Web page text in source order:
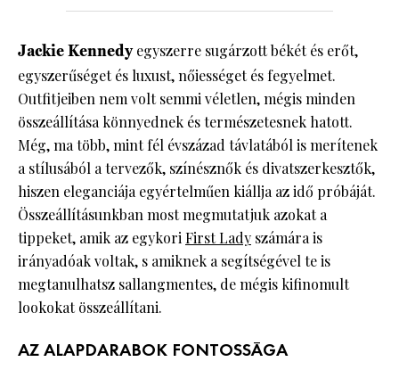
Jackie Kennedyegyszerre sugárzott békét és erőt,
egyszerűséget és luxust, nőiességet és fegyelmet.
Outfitjeiben nem volt semmi véletlen, mégis minden
összeállítása könnyednek és természetesnek hatott.
Még, ma több, mint fél évszázad távlatából is merítenek
a stílusából a tervezők, színésznők és divatszerkesztők,
hiszen eleganciája egyértelműen kiállja az idő próbáját.
Összeállításunkban most megmutatjuk azokat a
tippeket, amik az egykoriFirst Lady számára is
irányadóak voltak, s amiknek a segítségével te is
megtanulhatsz sallangmentes, de mégis kifinomult
lookokat összeállítani.
AZ ALAPDARABOK FONTOSSÁGA